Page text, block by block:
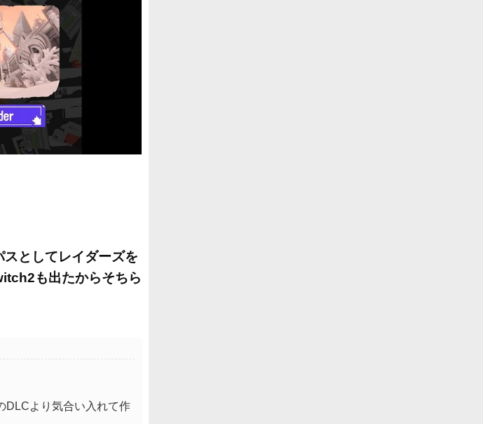
としてレイダーズを
も出たからそちら
DLCより気合い入れて作